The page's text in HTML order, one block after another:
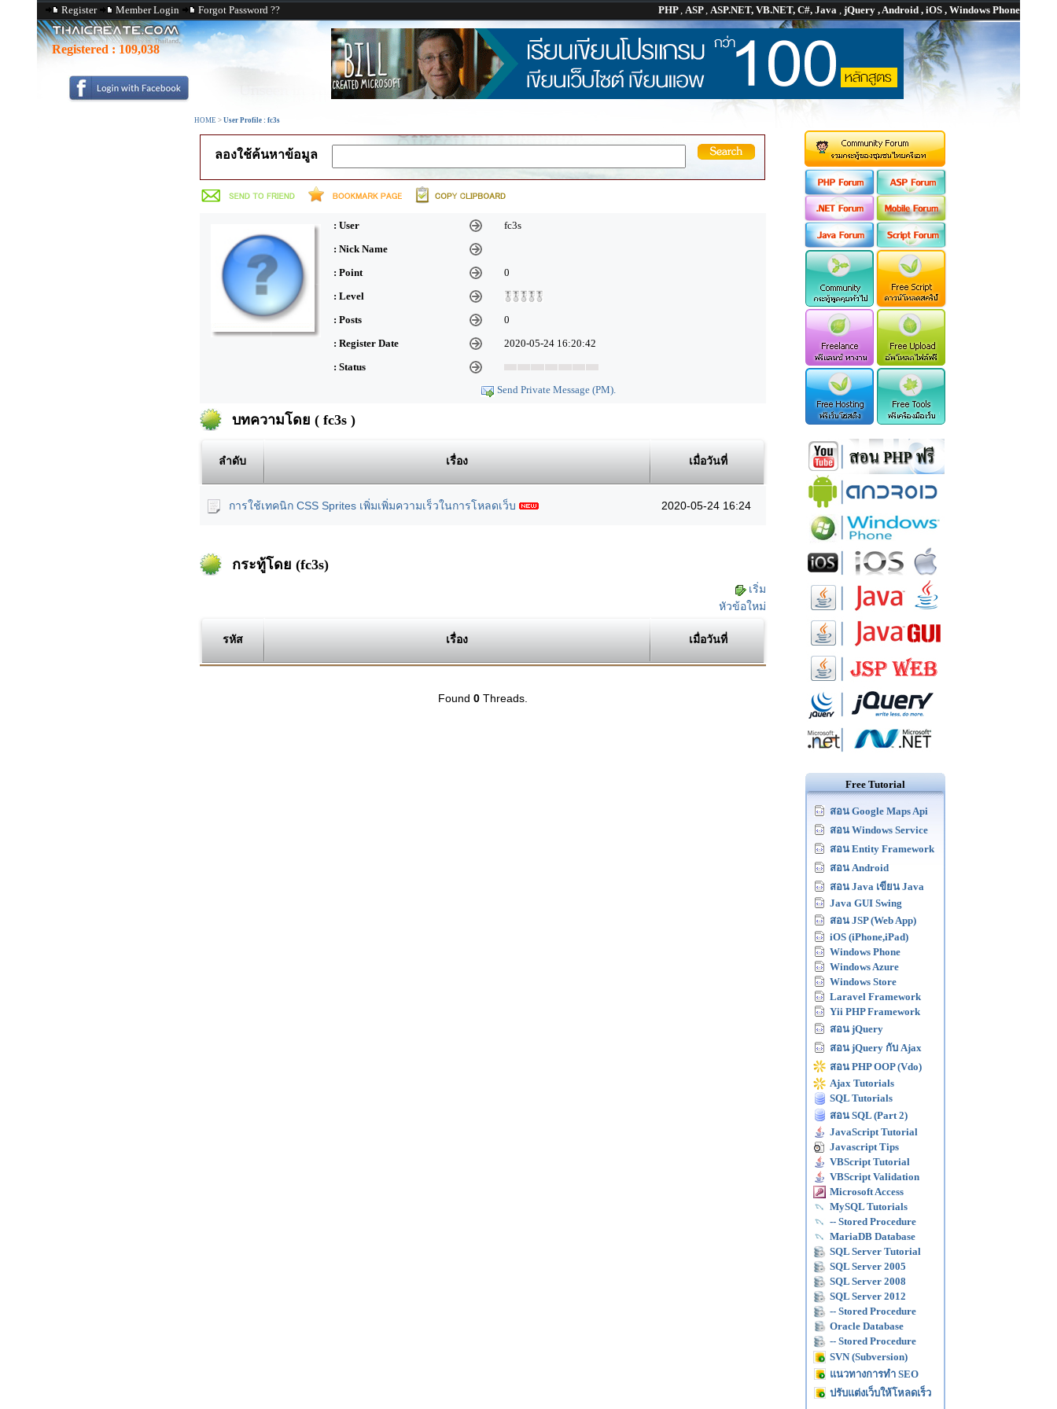
Register Member Login Forgot Password ?? PHP, ASP, ASP.NET, VB.NET, C#, Java , jQuery , Android , iOS , Windows Phone
Registered : 109,038
HOME > User Profile : fc3s
ลองใช้ค้นหาข้อมูล
: User
fc3s
: Nick Name
: Point
0
: Level
: Posts
0
: Register Date
2020-05-24 16:20:42
: Status
Send Private Message (PM).
บทความโดย ( fc3s )
ลำดับ เรื่อง เมื่อวันที่
การใช้เทคนิก CSS Sprites เพิ่มเพิ่มความเร็วในการโหลดเว็บ 2020-05-24 16:24
กระทู้โดย (fc3s)
เริ่ม
หัวข้อใหม่
รหัส เรื่อง เมื่อวันที่
Found 0 Threads.
Free Tutorial
สอน Google Maps Api
สอน Windows Service
สอน Entity Framework
สอน Android
สอน Java เขียน Java
Java GUI Swing
สอน JSP (Web App)
iOS (iPhone,iPad)
Windows Phone
Windows Azure
Windows Store
Laravel Framework
Yii PHP Framework
สอน jQuery
สอน jQuery กับ Ajax
สอน PHP OOP (Vdo)
Ajax Tutorials
SQL Tutorials
สอน SQL (Part 2)
JavaScript Tutorial
Javascript Tips
VBScript Tutorial
VBScript Validation
Microsoft Access
MySQL Tutorials
-- Stored Procedure
MariaDB Database
SQL Server Tutorial
SQL Server 2005
SQL Server 2008
SQL Server 2012
-- Stored Procedure
Oracle Database
-- Stored Procedure
SVN (Subversion)
แนวทางการทำ SEO
ปรับแต่งเว็บให้โหลดเร็ว